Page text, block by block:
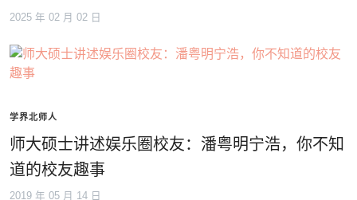
2025 年 02 月 02 日
学界北师人
师大硕士讲述娱乐圈校友：潘粤明宁浩，你不知
道的校友趣事
2019 年 05 月 14 日